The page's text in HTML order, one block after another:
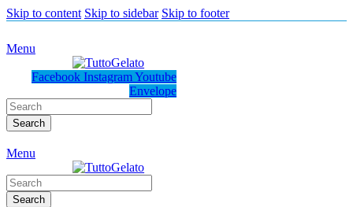
Skip to content Skip to sidebar Skip to footer
Menu
Facebook InstagramYoutube
Envelope
Search
Menu
Search